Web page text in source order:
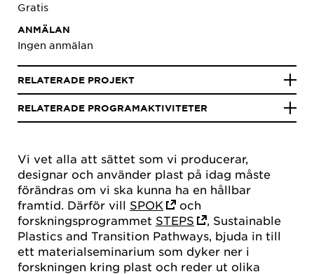
Vi vet alla att sättet som vi producerar,
designar och använder plast på idag måste
förändras om vi ska kunna ha en hållbar
framtid. Därför vill SPOK
och
forskningsprogrammet STEPS
, Sustainable
Plastics and Transition Pathways, bjuda in till
ett materialseminarium som dyker ner i
forskningen kring plast och reder ut olika
Gratis
ANMÄLAN
Ingen anmälan
RELATERADE PROJEKT
RELATERADE PROGRAMAKTIVITETER